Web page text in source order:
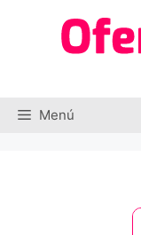
Menú